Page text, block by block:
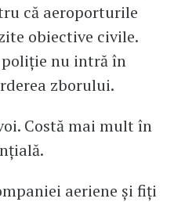
că aeroporturile
obiective civile.
nu intră în
zborului.
Costă mai mult în
aeriene și fiți